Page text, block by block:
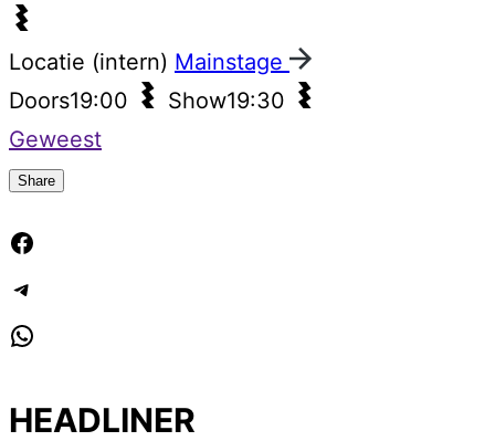
Locatie (intern) Mainstage
Doors19:00 Show19:30
Geweest
Share
HEADLINER